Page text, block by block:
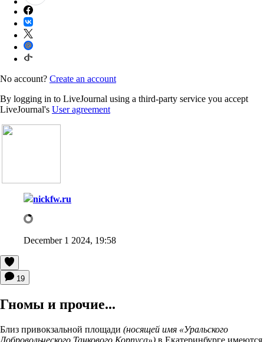
No account? Create an account
By logging in to LiveJournal using a third-party service you accept
LiveJournal's User agreement
nickfw.ru
December 1 2024, 19:58
19
Гномы и прочие...
Близ привокзальной площади (носящей имя «Уральского
Добровольческого Танкового Корпуса») в Екатеринбурге имеются